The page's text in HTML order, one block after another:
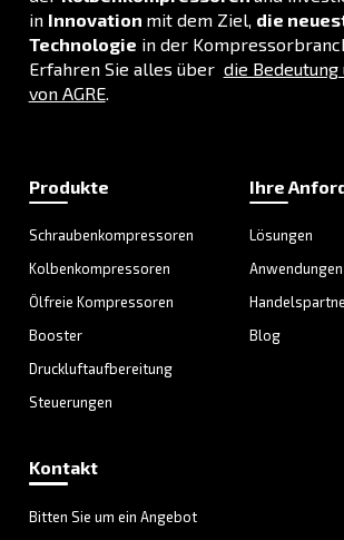
Gehen Sie zu unserer
LÖSUNGSBEREICH